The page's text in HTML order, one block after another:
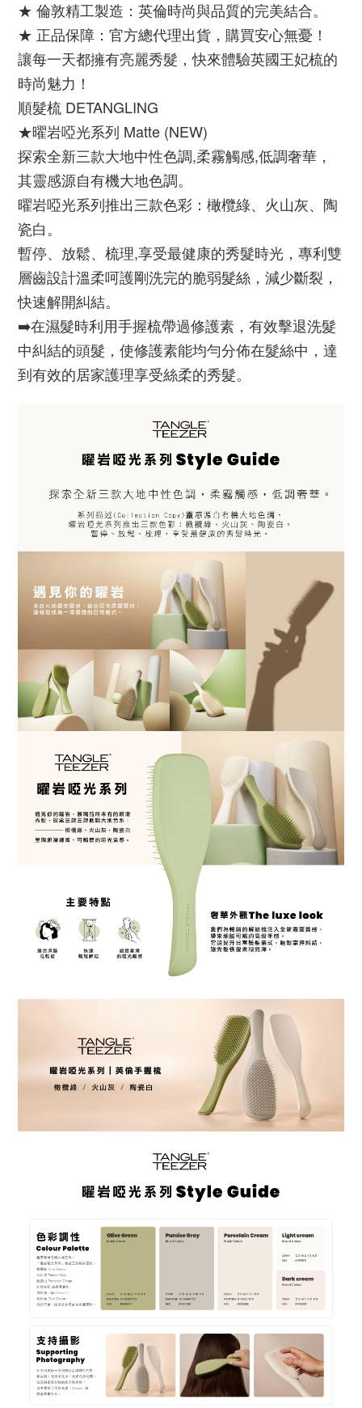
★ 倫敦精工製造：英倫時尚與品質的完美結合。
★ 正品保障：官方總代理出貨，購買安心無憂！
讓每一天都擁有亮麗秀髮，快來體驗英國王妃梳的
時尚魅力！
順髮梳 DETANGLING
★曜岩啞光系列 Matte (NEW)
探索全新三款大地中性色調,柔霧觸感,低調奢華，
其靈感源自有機大地色調。
曜岩啞光系列推出三款色彩：橄欖綠、火山灰、陶
瓷白。
暫停、放鬆、梳理,享受最健康的秀髮時光，專利雙
層齒設計溫柔呵護剛洗完的脆弱髮絲，減少斷裂，
快速解開糾結。
➡️在濕髮時利用手握梳帶過修護素，有效擊退洗髮
中糾結的頭髮，使修護素能均勻分佈在髮絲中，達
到有效的居家護理享受絲柔的秀髮。